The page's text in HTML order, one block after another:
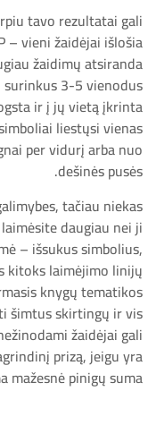
tavo rezultatai gali
– vieni žaidėjai išlošia
žaidimų atsiranda
3-5 vienodus
ir į jų vietą įkrinta
liestųsi vienas
per vidurį arba nuo
dešinės pusės.
tačiau niekas
daugiau nei ji
– išsukus simbolius,
laimėjimo linijų
knygų tematikos
šimtus skirtingų ir vis
žaidėjai gali
prizą, jeigu yra
mažesnė pinigų suma.